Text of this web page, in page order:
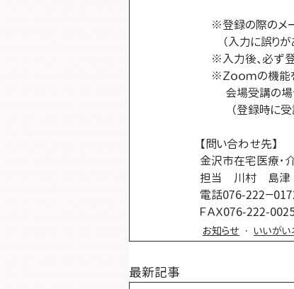
※登録の際のメー
（入力に誤りが
※入力後、必ず登
※Ｚｏｏｍの機能
会場
（
【問い合わせ先】
金沢市在宅医療･
担当　川村　島津
電話076-222－
ＦＡＸ076-222-
お知らせ いいがい
最新記事